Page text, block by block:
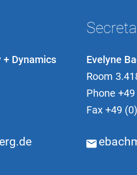
Dynamics
Evelyne
Room
Phone
Fax+49